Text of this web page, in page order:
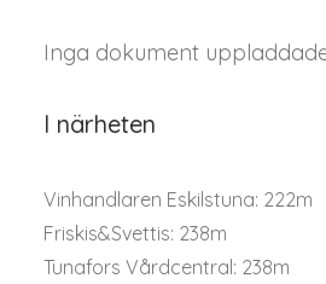
Inga dokument
I närheten
Vinhandlaren Eskilstuna: 222m
Friskis&Svettis: 238m
Tunafors Vårdcentral: 238m